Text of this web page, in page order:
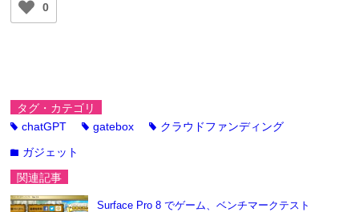
0
タグ・カテゴリ
tagchatGPT taggatebox tag クラウドファンディング
folder ガジェット
関連記事
Surface Pro 8 でゲーム、ベンチマークテスト